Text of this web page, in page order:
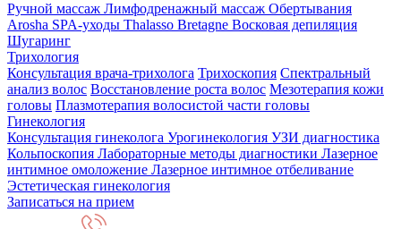
Ручной массаж Лимфодренажный массаж Обертывания
Arosha SPA-уходы Thalasso Bretagne Восковая депиляция
Шугаринг
Трихология
Консультация врача-трихолога Трихоскопия Спектральный
анализ волос Восстановление роста волос Мезотерапия кожи
головы Плазмотерапия волосистой части головы
Гинекология
Консультация гинеколога Урогинекология УЗИ диагностика
Кольпоскопия Лабораторные методы диагностики Лазерное
интимное омоложение Лазерное интимное отбеливание
Эстетическая гинекология
Записаться на прием